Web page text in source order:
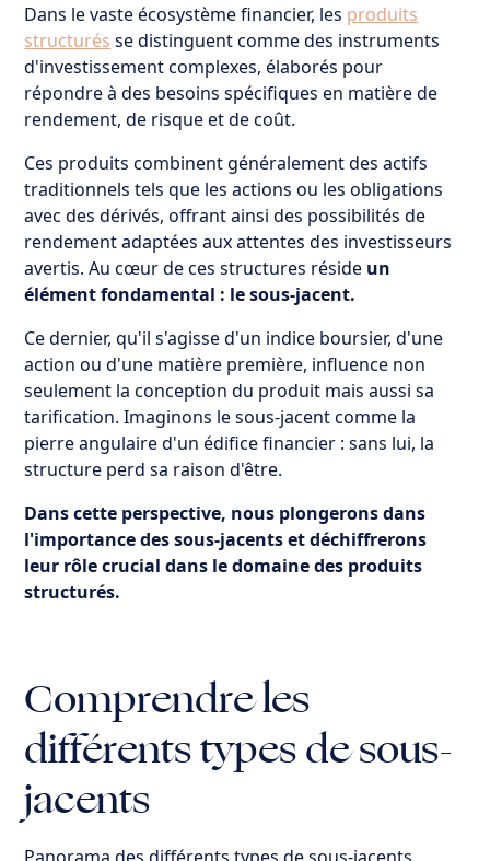
Indices classiques
Indices à décrément ou Indices propriétaires
Produit structuré indexé sur une action ou un
panier d’actions
Produit structuré indexé sur matières premières
Produit structuré sur taux de change
Produit structuré sur taux d’intérêt
Produit structuré indexé sur l’inflation
Produit structuré indexé sur crédit : Obligations
d’Etat & Obligations d’entreprises
Produit structuré sur Indices Immobiliers
Fonds de gestion alternative : Une autre classe
d'actifs
affinée des sous-jacents dans les produits structurés
Dans le vaste écosystème financier, les produits
structurés se distinguent comme des instruments
d'investissement complexes, élaborés pour
répondre à des besoins spécifiques en matière de
rendement, de risque et de coût.
Ces produits combinent généralement des actifs
traditionnels tels que les actions ou les obligations
avec des dérivés, offrant ainsi des possibilités de
rendement adaptées aux attentes des investisseurs
avertis. Au cœur de ces structures réside un
élément fondamental : le sous-jacent.
Ce dernier, qu'il s'agisse d'un indice boursier, d'une
action ou d'une matière première, influence non
seulement la conception du produit mais aussi sa
tarification. Imaginons le sous-jacent comme la
pierre angulaire d'un édifice financier : sans lui, la
structure perd sa raison d'être.
Dans cette perspective, nous plongerons dans
l'importance des sous-jacents et déchiffrerons
leur rôle crucial dans le domaine des produits
structurés.
Comprendre les
différents types de sous-
jacents